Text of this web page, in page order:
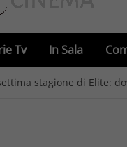
Tv In Sala
stagione di Elite: